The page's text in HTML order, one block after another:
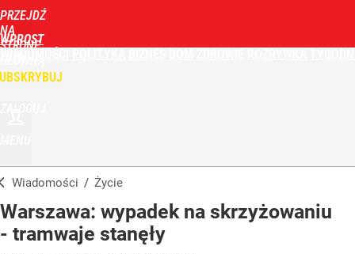
PRZEJDŹ
NA
STRONĘ
WPROST
Wiadomości / Życie
Warszawa: wypadek na skrzyżowaniu
- tramwaje stanęły